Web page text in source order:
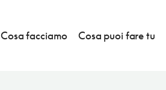
Cosa facciamo Cosa puoi fare tu